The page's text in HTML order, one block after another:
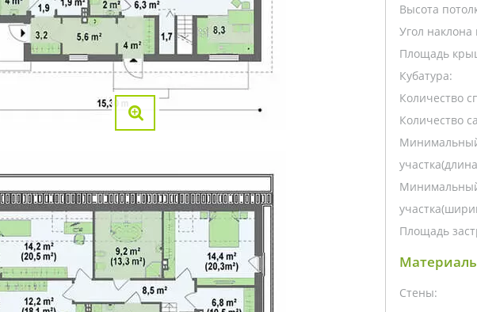
Высота
Угол наклона
Площадь
Кубатура:
Количество
Количество
Площадь
Стены: